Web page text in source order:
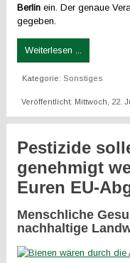
Berlin ein. Der genaue
gegeben.
Weiterlesen ...
Kategorie:Sonstiges
Veröffentlicht: Mittwoch, 22.
Pestizide
genehmigt
Euren EU-
Menschliche
nachhaltige